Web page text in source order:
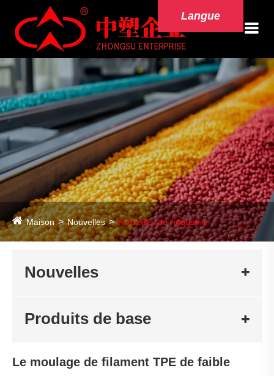
Langue
Maison Nouvelles Actualités de l'industrie
Nouvelles
Produits de base
Le moulage de filament TPE de faible